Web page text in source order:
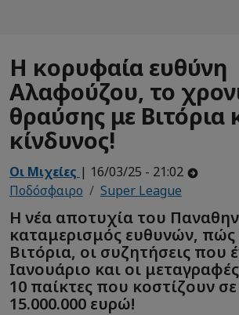
Η κορυφαία ευθύνη
Αλαφούζου, το
θραύσης με Βιτόρια
κίνδυνος!
Οι Μιχείες | 16/03/25 - 21:02
Ποδόσφαιρο
Super League
Η νέα αποτυχία του
καταμερισμός ευθυνών, πώς
Βιτόρια, οι συζητήσεις που
Ιανουάριο και οι
10 παίκτες που κοστίζουν
15.000.000 ευρώ!